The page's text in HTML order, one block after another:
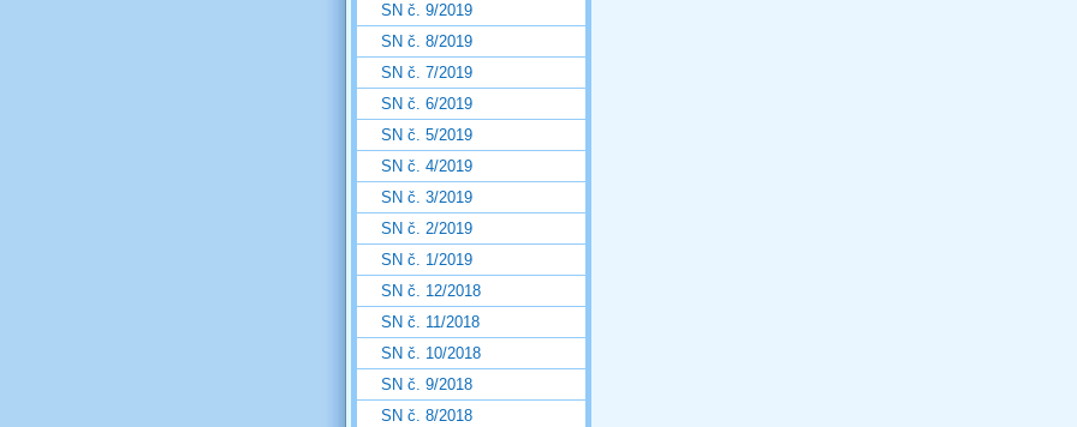
SN č. 9/2019
SN č. 8/2019
SN č. 7/2019
SN č. 6/2019
SN č. 5/2019
SN č. 4/2019
SN č. 3/2019
SN č. 2/2019
SN č. 1/2019
SN č. 12/2018
SN č. 11/2018
SN č. 10/2018
SN č. 9/2018
SN č. 8/2018